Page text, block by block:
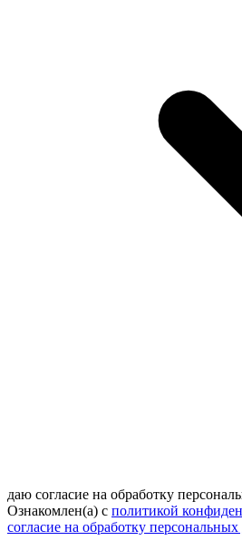
даю согласие на обработку
Ознакомлен(а) с политикой
согласие на обработку